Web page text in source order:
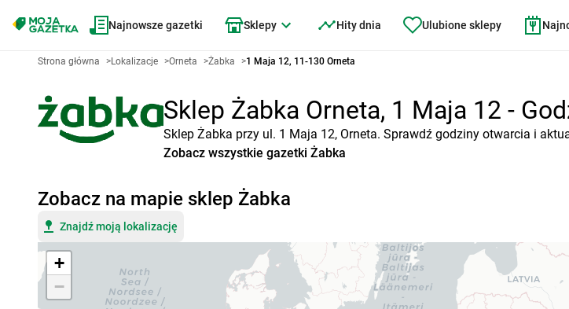
Najnowsze gazetki Sklepy Hity dnia Ulubione sklepy
Strona główna >Lokalizacje >Orneta >Żabka >1 Maja 12, 11-130 Orneta
Sklep Żabka Orneta, 1 Maja 12 -
Sklep Żabka przy ul. 1 Maja 12, Orneta. Sprawdź godziny otwarcia i
Zobacz wszystkie gazetki Żabka
Zobacz na mapie sklep Żabka
Znajdź moją lokalizację
+
−